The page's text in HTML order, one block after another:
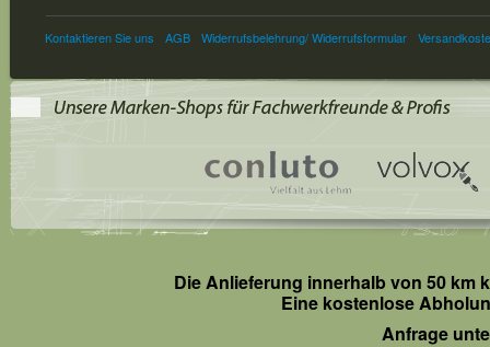
Kontaktieren Sie uns AGB Widerrufsbelehrung/ Widerrufsformular
Die Anlieferung innerhalb von 50 km
Eine kostenlose
Anfrage